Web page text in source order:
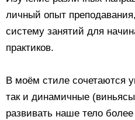
личный опыт
систему занятий для
практиков.
В моём стиле сочетаются
так и динамичные
развивать наше тело